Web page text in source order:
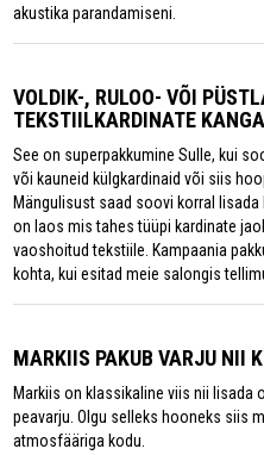
akustika parandamiseni.
VOLDIK-, RULOO- VÕI
TEKSTIILKARDINATE
See on superpakkumine Sulle, kui
või kauneid külgkardinaid või siis
Mängulisust saad soovi korral
on laos mis tahes tüüpi kardinate
vaoshoitud tekstiile. Kampaania
kohta, kui esitad meie salongis
MARKIIS PAKUB VARJU NII
Markiis on klassikaline viis nii lisada
peavarju. Olgu selleks hooneks siis
atmosfääriga kodu.